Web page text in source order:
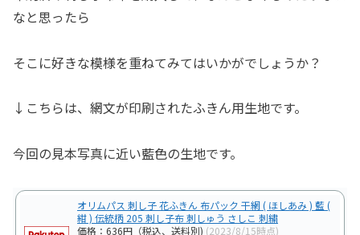
なと思ったら
そこに好きな模様を重ねてみてはいかがでしょうか？
↓こちらは、網文が印刷されたふきん用生地です。
今回の見本写真に近い藍色の生地です。
オリムパス 刺し子 花ふきん 布パック 干網 ( ほしあみ ) 藍 (
紺 ) 伝統柄 205 刺し子布 刺しゅう さしこ 刺繍
価格：636円（税込、送料別) (2023/8/15時点)